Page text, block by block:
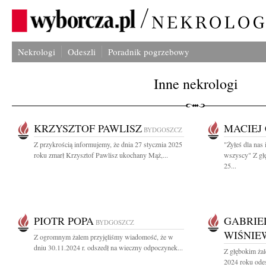
Nekrologi Odeszli Poradnik pogrzebowy
Inne nekrologi
KRZYSZTOF PAWLISZ BYDGOSZCZ
Z przykrością informujemy, że dnia 27 stycznia 2025
roku zmarł Krzysztof Pawlisz ukochany Mąż,...
MACIEJ
"Żyłeś dla
wszyscy" Z
25...
PIOTR POPA BYDGOSZCZ
Z ogromnym żalem przyjęliśmy wiadomość, że w
dniu 30.11.2024 r. odszedł na wieczny odpoczynek...
Z głębokim
2024 roku